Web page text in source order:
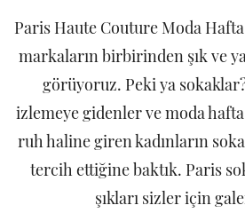
Paris Haute Couture Moda
markaların birbirinden şık ve
görüyoruz. Peki ya
izlemeye gidenler ve moda
ruh haline giren kadınların
tercih ettiğine baktık. Paris
şıkları sizler için